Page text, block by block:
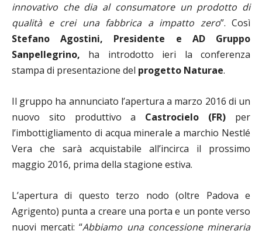
innovativo che dia al consumatore un prodotto di
qualità e crei una fabbrica a impatto zero”. Così
Stefano Agostini, Presidente e AD Gruppo
Sanpellegrino, ha introdotto ieri la conferenza
stampa di presentazione del progetto Naturae.
Il gruppo ha annunciato l’apertura a marzo 2016 di un
nuovo sito produttivo a Castrocielo (FR) per
l’imbottigliamento di acqua minerale a marchio Nestlé
Vera che sarà acquistabile all’incirca il prossimo
maggio 2016, prima della stagione estiva.
L’apertura di questo terzo nodo (oltre Padova e
Agrigento) punta a creare una porta e un ponte verso
nuovi mercati: “Abbiamo una concessione mineraria